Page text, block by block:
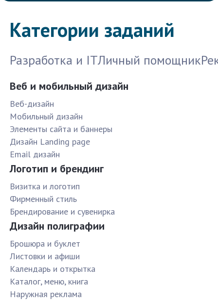
Категории заданий
Разработка и ITЛичный помощник
Веб и мобильный дизайн
Веб-дизайн
Мобильный дизайн
Элементы сайта и баннеры
Дизайн Landing page
Email дизайн
Логотип и брендинг
Визитка и логотип
Фирменный стиль
Брендирование и сувенирка
Дизайн полиграфии
Брошюра и буклет
Листовки и афиши
Календарь и открытка
Каталог, меню, книга
Наружная реклама